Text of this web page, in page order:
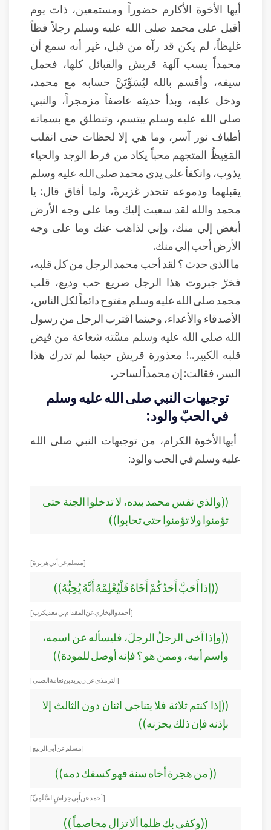
أيها الأخوة الأكارم حضوراً ومستمعين، ذات يوم
أقبل على محمد صلى الله عليه وسلم رجلاً فظاً
غليظاً، لم يكن قد رآه من قبل، غير أنه سمع أن
محمداً يسب آلهة قريش والقبائل كلها، فحمل
سيفه، وأقسم بالله ليُسَوِّيَنَّ حسابه مع محمد،
ودخل عليه، وبدأ حديثه عاصفاً مزمجراً، والنبي
صلى الله عليه وسلم يبتسم، وتنطلق مع بسماته
أطياف نور آسر، وما هي إلا لحظات حتى انقلب
المَغِيظُ المتجهم محباً يكاد من فرط الوجد والحياء
يذوب، وانكفأ على يدي محمد صلى الله عليه وسلم
يقبلهما ودموعه تنحدر غزيرةً، ولما أفاق قال: يا
محمد والله لقد سعيت إليك وما على وجه الأرض
أبغض إلي منك، وإني لذاهب عنك وما على وجه
الأرض أحب إلي منك.
ما الذي حدث ؟ لقد أحب محمد الرجل من كل قلبه،
فخرّ جبروت هذا الرجل صريع حب وديع، قلب
محمد صلى الله عليه وسلم مفتوح دائماً لكل الناس،
الأصدقاء والأعداء، وحينما اقترب الرجل من رسول
الله صلى الله عليه وسلم مسَّته شعاعة من فيض
قلبه الكبير..! معذورة قريش حينما لم تدرك هذا
السر، فقالت: إن محمداً لساحر.
توجيهات النبي صلى الله عليه وسلم
في الحبّ والود:
أيها الأخوة الكرام، من توجيهات النبي صلى الله
عليه وسلم في الحب والود:
((والذي نفس محمد بيده، لا تدخلوا الجنة حتى
تؤمنوا ولا تؤمنوا حتى تحابوا))
[مسلم عن أبي هريرة]
((إذا أَحَبَّ أَحَدُكُمْ أَخَاهُ فَلْيُعْلِمْهُ أَنَّهُ يُحِبُّهُ))
[ أحمد و البخاري عن المقدام بن معد يكرب]
((وإذا آخى الرجلُ الرجلَ، فليسأله عن اسمه،
واسم أبيه، وممن هو ؟ فإنه أوصل للمودة))
[الترمذي عن ن يزيد بن نعامة الضبي]
((إذا كنتم ثلاثة فلا يتناجى اثنان دون الثالث إلا
بإذنه فإن ذلك يحزنه))
[مسلم عن أبي الربيع]
(( من هجرة أخاه سنة فهو كسفك دمه))
[أحمد عن أَبِي خِرَاشٍ السُّلَمِيِّ]
((وكفى بك ظلما ألا تزال مخاصماً ))